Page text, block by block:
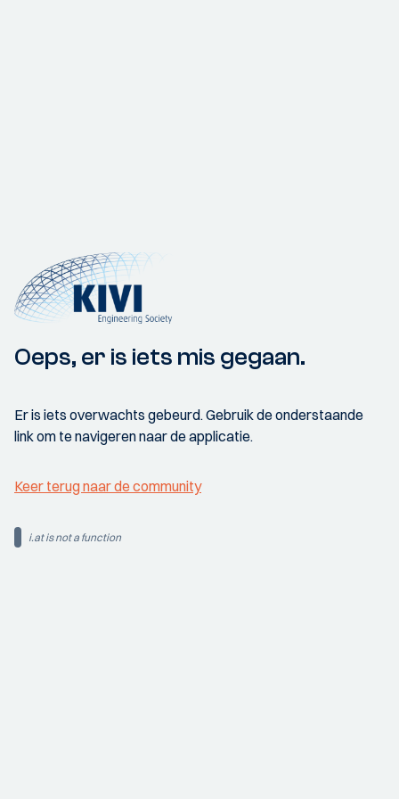
Oeps, er is iets mis gegaan.
Er is iets overwachts gebeurd. Gebruik de onderstaande
link om te navigeren naar de applicatie.
Keer terug naar de community
i.at is not a function